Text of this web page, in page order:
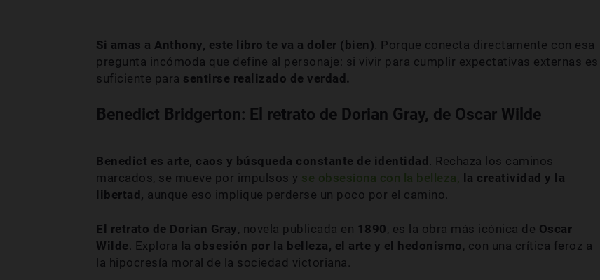
Si amas a Anthony, este libro te va a doler (bien). Porque conecta directamente con esa
pregunta incómoda que define al personaje: si vivir para cumplir expectativas externas es
suficiente para sentirse realizado de verdad.
Benedict Bridgerton: El retrato de Dorian Gray, de Oscar Wilde
Benedict es arte, caos y búsqueda constante de identidad . Rechaza los caminos
marcados, se mueve por impulsos y se obsesiona con la belleza, la creatividad y la
libertad, aunque eso implique perderse un poco por el camino.
El retrato de Dorian Gray, novela publicada en 1890, es la obra más icónica de Oscar
Wilde . Explora la obsesión por la belleza, el arte y el hedonismo, con una crítica feroz a
la hipocresía moral de la sociedad victoriana.